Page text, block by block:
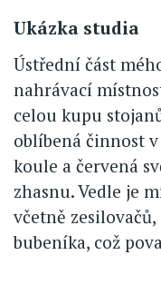
Ukázka studia
Ústřední část
nahrávací
celou kupu
oblíbená činnost
koule a červená
zhasnu. Vedle je
včetně
bubeníka, což